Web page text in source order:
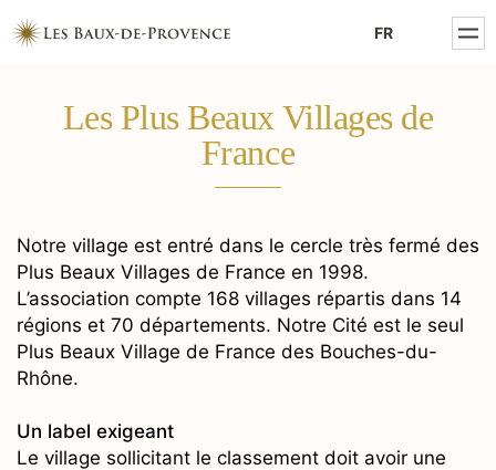
FR
POLITIQUE DE CONFIDENTIALITÉ
Les Plus Beaux Villages de
France
Notre village est entré dans le cercle très fermé des
Plus Beaux Villages de France en 1998.
L’association compte 168 villages répartis dans 14
régions et 70 départements. Notre Cité est le seul
Plus Beaux Village de France des Bouches-du-
Rhône.
Un label exigeant
Le village sollicitant le classement doit avoir une